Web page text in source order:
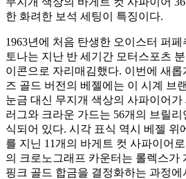
한 화려한 보석 세팅이 특징이다.
1963년에 처음 탄생한 오이스터 퍼페
토나는 지난 반 세기간 모터스포츠
이콘으로 자리매김했다. 이번에 새롭
즈 골드 버전의 베젤에는 이 시계 브
눈금 대신 무지개 색상의 사파이어가
러그와 크라운 가드는 56개의 브릴
식되어 있다. 시각 표식 역시 베젤 위
를 지닌 11개의 바게트 컷 사파이어
의 크로노그래프 카운터는 롤렉스가
핑크 골드 합금을 결정화하는 과정